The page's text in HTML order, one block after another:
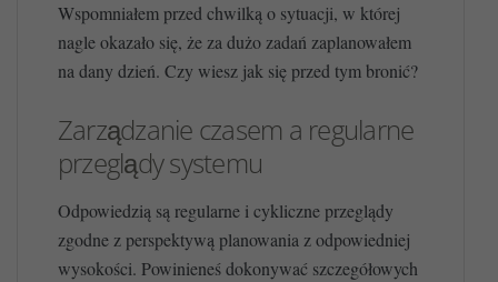
Wspomniałem przed chwilką o sytuacji, w której
nagle okazało się, że za dużo zadań zaplanowałem
na dany dzień. Czy wiesz jak się przed tym bronić?
Zarządzanie czasem a regularne
przeglądy systemu
Odpowiedzią są regularne i cykliczne przeglądy
zgodne z perspektywą planowania z odpowiedniej
wysokości. Powinieneś dokonywać szczegółowych